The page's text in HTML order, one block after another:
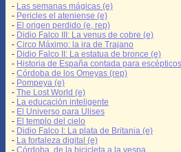
- Las semanas mágicas (e)
- Pericles el ateniense (e)
- El origen perdido (e, rep)
- Didio Falco III: La venus de cobre (e)
- Circo Máximo: la ira de Trajano
- Didio Falco II: La estatua de bronce (e)
- Historia de España contada para
- Córdoba de los Omeyas (rep)
- Pompeya (e)
- The Lost World (e)
- La educación inteligente
- El Universo para Ulises
- El templo del cielo
- Didio Falco I: La plata de Britania (e)
- La fortaleza digital (e)
- Córdoba, de la bicicleta a la vespa